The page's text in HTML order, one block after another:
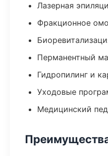
Лазерная
Фракционное
Перманентный
Гидропилинг и
Уходовые
Медицинский